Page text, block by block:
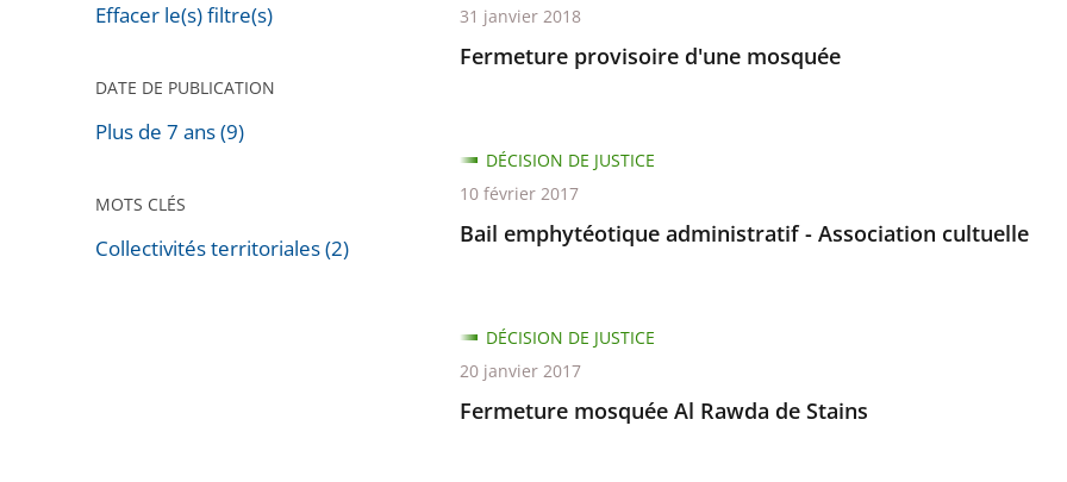
après
Effacer le(s) filtre(s)
DATE DE PUBLICATION
Plus de 7 ans (9)
MOTS CLÉS
Collectivités territoriales (2)
Fermeture provisoire d'une mosquée
31 janvier 2018
Bail emphytéotique administratif - Association cultuelle
DÉCISION DE JUSTICE
10 février 2017
Fermeture mosquée Al Rawda de Stains
DÉCISION DE JUSTICE
20 janvier 2017